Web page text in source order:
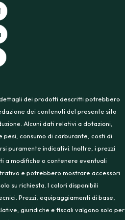
dettagli dei prodotti descritti potrebbero
dei contenuti del presente sito
Alcuni dati relativi a dotazioni,
pesi, consumo di carburante, costi di
puramente indicativi. Inoltre, i prezzi
a modifiche o contenere eventuali
e potrebbero mostrare accessori
su richiesta. I colori disponibili
Prezzi, equipaggiamenti di base,
giuridiche e fiscali valgono solo per